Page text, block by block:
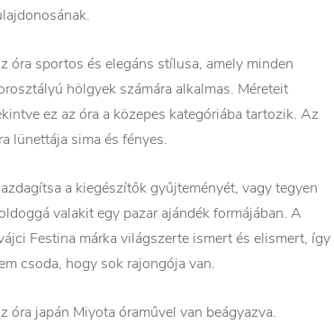
óra sportos és elegáns stílusa, amely minden
hölgyek számára alkalmas. Méreteit
ez az óra a közepes kategóriába tartozik. Az
lünettája sima és fényes.
a kiegészítők gyűjteményét, vagy tegyen
valakit egy pazar ajándék formájában. A
Festina márka világszerte ismert és elismert, így
csoda, hogy sok rajongója van.
óra japán Miyota óraművel van beágyazva.